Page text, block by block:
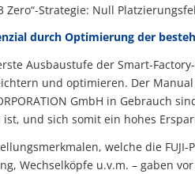
Zero“-Strategie: Null
durch Optimierung der
Ausbaustufe der Smart-
und optimieren. Der
GmbH in Gebrauch
und sich somit ein hohes
welche die FUJI-
Wechselköpfe u.v.m. – gaben